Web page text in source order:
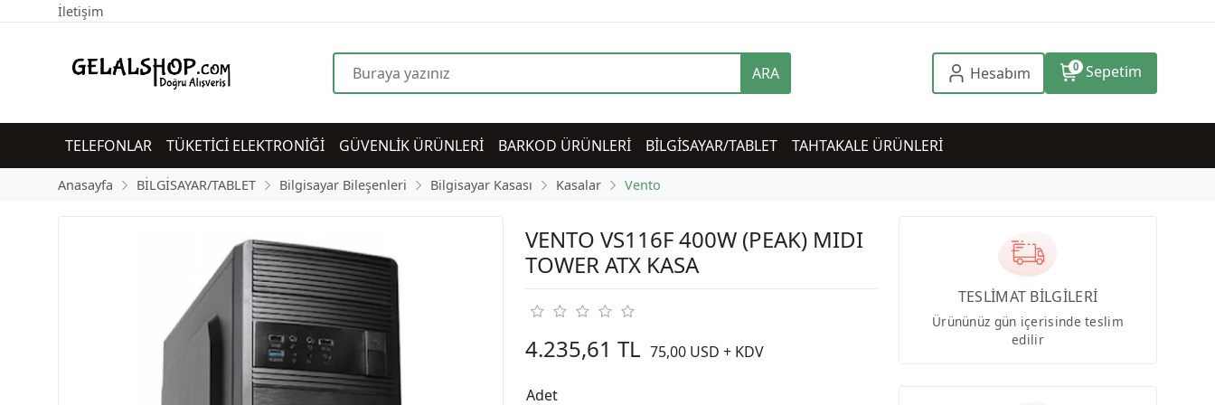
İletişim
ARA Hesabım 0 Sepetim
TELEFONLAR TÜKETİCİ ELEKTRONİĞİ GÜVENLİK ÜRÜNLERİ BARKOD ÜRÜNLERİ BİLGİSAYAR/TABLET TAHTAKALE ÜRÜNLERİ
Anasayfa BİLGİSAYAR/TABLET Bilgisayar Bileşenleri Bilgisayar Kasası Kasalar Vento
VENTO VS116F 400W (PEAK) MIDI
TOWER ATX KASA
4.235,61 TL 75,00 USD + KDV
Adet
TESLİMAT BİLGİLERİ
Ürününüz gün içerisinde teslim
edilir